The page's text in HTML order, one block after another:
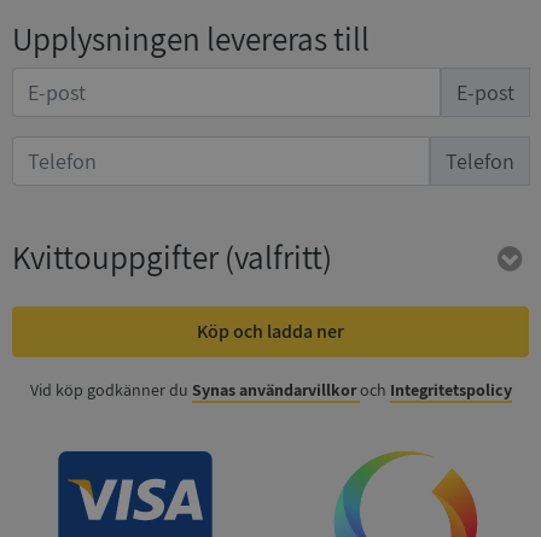
Upplysningen levereras till
E-post
Telefon
Kvittouppgifter(valfritt)
Köp och ladda ner
Vid köp godkänner du Synas användarvillkoroch Integritetspolicy